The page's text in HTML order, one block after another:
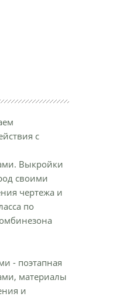
с
Выкройки
своими
чертежа и
по
- поэтапная
материалы
и